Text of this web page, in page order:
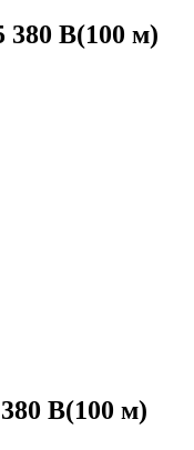
В(100 м)
В(100 м)